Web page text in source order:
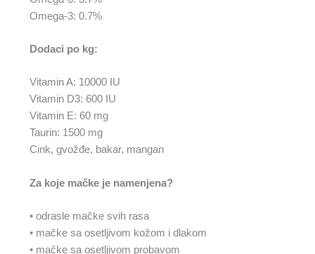
Omega-3: 0.7%
Dodaci po kg:
Vitamin A: 10000 IU
Vitamin D3: 600 IU
Vitamin E: 60 mg
Taurin: 1500 mg
Cink, gvožđe, bakar, mangan
Za koje mačke je namenjena?
• odrasle mačke svih rasa
• mačke sa osetljivom kožom i dlakom
• mačke sa osetljivom probavom